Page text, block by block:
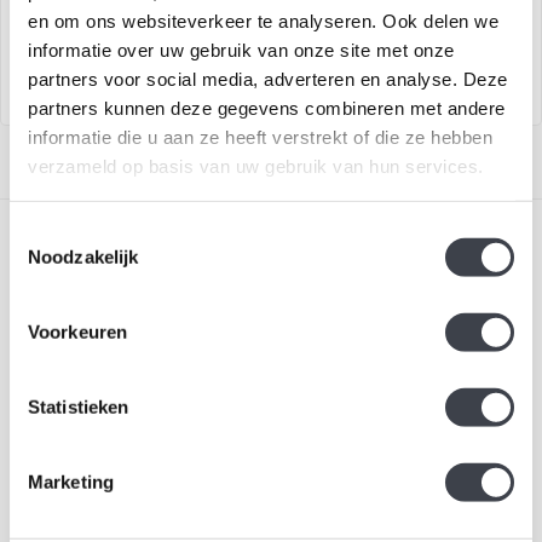
en om ons websiteverkeer te analyseren. Ook delen we
informatie over uw gebruik van onze site met onze
partners voor social media, adverteren en analyse. Deze
partners kunnen deze gegevens combineren met andere
informatie die u aan ze heeft verstrekt of die ze hebben
verzameld op basis van uw gebruik van hun services.
Noodzakelijk
Voorkeuren
Statistieken
Marketing
geschenkverpakking
kristallen champagneglas Line